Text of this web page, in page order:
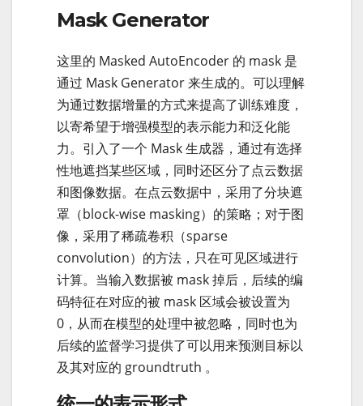
Mask Generator
这里的 Masked AutoEncoder 的 mask 是
通过 Mask Generator 来生成的。可以理解
为通过数据增量的方式来提高了训练难度，
以寄希望于增强模型的表示能力和泛化能
力。引入了一个 Mask 生成器，通过有选择
性地遮挡某些区域，同时还区分了点云数据
和图像数据。在点云数据中，采用了分块遮
罩（block-wise masking）的策略；对于图
像，采用了稀疏卷积（sparse
convolution）的方法，只在可见区域进行
计算。当输入数据被 mask 掉后，后续的编
码特征在对应的被 mask 区域会被设置为
0，从而在模型的处理中被忽略，同时也为
后续的监督学习提供了可以用来预测目标以
及其对应的 groundtruth 。